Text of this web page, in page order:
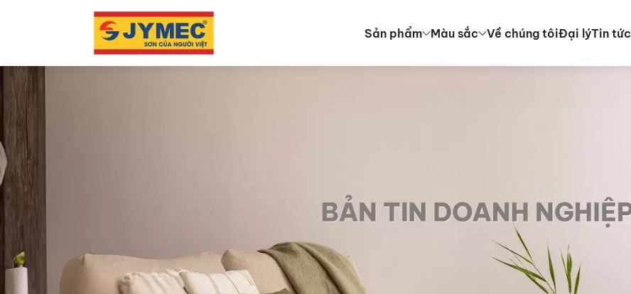
Sản phẩm Màu sắc Về chúng tôiĐại lýTin tức